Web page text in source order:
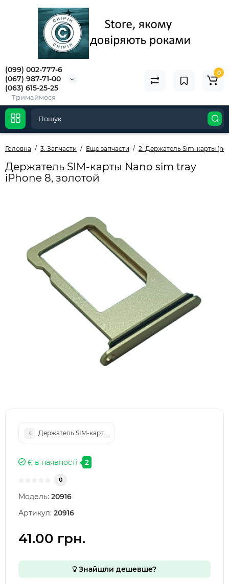
(099) 002-777-6
(067) 987-71-00
(063) 615-25-25
Тримаймося
0
Головна 3. Запчасти Еще запчасти 2. Держатель Sim-карты
Держатель SIM-карты Nano sim tray
iPhone 8, золотой
Держатель SIM-карты Nano sim tray iPhone 8, белый
Є в наявності 2
0
Модель: 20916
Артикул: 20916
41.00 грн.
Знайшли дешевше?